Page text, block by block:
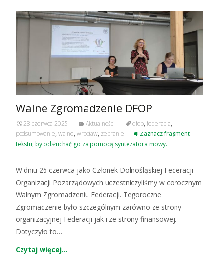
Walne Zgromadzenie DFOP
28 czerwca 2025 Aktualności dfop, federacja,
podsumowanie, walne, wrocław, zebranie
Zaznacz fragment
tekstu, by odsłuchać go za pomocą syntezatora mowy.
W dniu 26 czerwca jako Członek Dolnośląskiej Federacji
Organizacji Pozarządowych uczestniczyliśmy w corocznym
Walnym Zgromadzeniu Federacji. Tegoroczne
Zgromadzenie było szczególnym zarówno ze strony
organizacyjnej Federacji jak i ze strony finansowej.
Dotyczyło to…
Czytaj więcej…